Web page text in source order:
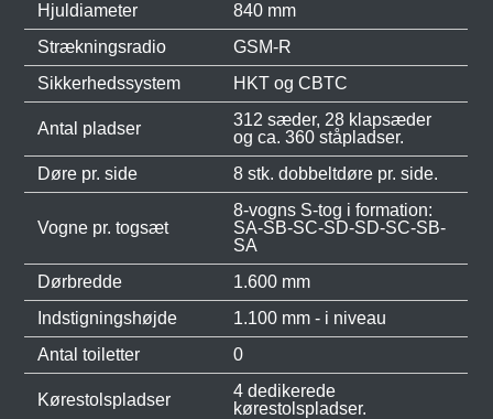
Hjuldiameter
840 mm
Strækningsradio
GSM-R
Sikkerhedssystem
HKT og CBTC
Antal pladser
312 sæder, 28 klapsæder
og ca. 360 ståpladser.
Døre pr. side
8 stk. dobbeltdøre pr. side.
Vogne pr. togsæt
8-vogns S-tog i formation:
SA-SB-SC-SD-SD-SC-SB-
SA
Dørbredde
1.600 mm
Indstigningshøjde
1.100 mm - i niveau
Antal toiletter
0
Kørestolspladser
4 dedikerede
kørestolspladser.